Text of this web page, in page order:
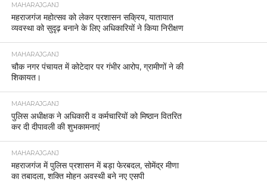
MAHARAJGANJ
महराजगंज महोत्सव को लेकर प्रशासन सक्रिय, यातायात
व्यवस्था को सुदृढ़ बनाने के लिए अधिकारियों ने किया निरीक्षण
MAHARAJGANJ
चौक नगर पंचायत में कोटेदार पर गंभीर आरोप, ग्रामीणों ने की
शिकायत।
MAHARAJGANJ
पुलिस अधीक्षक ने अधिकारी व कर्मचारियों को मिष्ठान वितरित
कर दी दीपावली की शुभकामनाएं
MAHARAJGANJ
महराजगंज में पुलिस प्रशासन में बड़ा फेरबदल, सोमेंद्र मीणा
का तबादला, शक्ति मोहन अवस्थी बने नए एसपी